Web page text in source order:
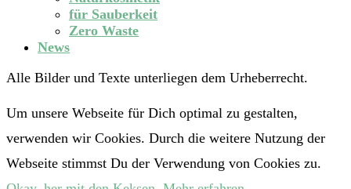
für Sauberkeit
Zero Waste
News
Alle Bilder und Texte unterliegen dem Urheberrecht.
Um unsere Webseite für Dich optimal zu gestalten,
verwenden wir Cookies. Durch die weitere Nutzung der
Webseite stimmst Du der Verwendung von Cookies zu.